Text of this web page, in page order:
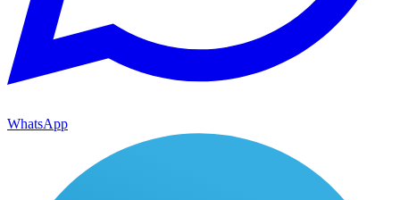
WhatsApp